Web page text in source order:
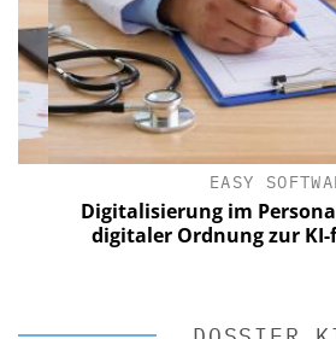
EASY SOFTWARE
Digitalisierung im
digitaler Ordnung zur KI-